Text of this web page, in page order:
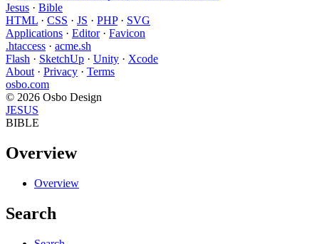
Jesus · Bible
HTML · CSS · JS · PHP· SVG
Applications · Editor· Favicon
.htaccess · acme.sh
Flash · SketchUp · Unity · Xcode
About · Privacy · Terms
osbo.com
© 2026 Osbo Design
JESUS
BIBLE
Overview
Overview
Search